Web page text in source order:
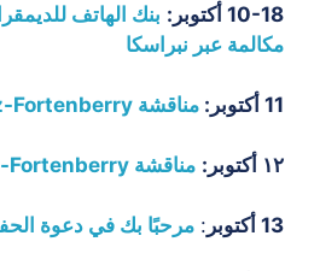
10-18 أكتوبر:
مكالمة عبر نبراسكا
11 أكتوبر: مناقشة Bolz-Fortenberry
١٢ أكتوبر: مناقشة Bolz-Fortenberry
13 أكتوبر : مرحبًا بك في دعوة